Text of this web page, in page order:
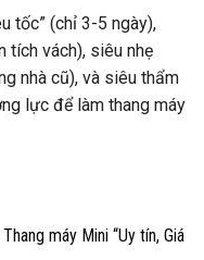
tốc” (chỉ 3-5 ngày),
tích vách), siêu nhẹ
nhà cũ), và siêu thẩm
lực để làm thang máy
máy Mini “Uy tín, Giá